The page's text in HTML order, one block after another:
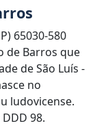
65030-580
de Barros que
de São Luís -
no
ludovicense.
98.